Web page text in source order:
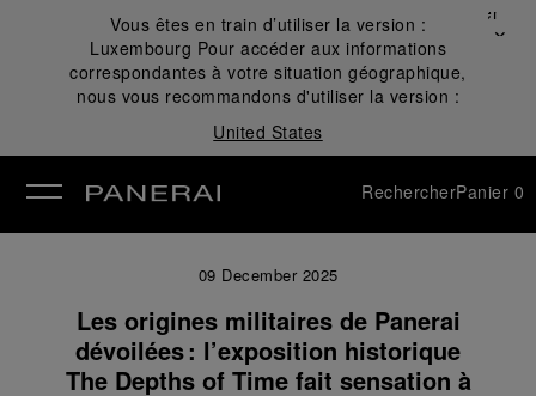
Vous êtes en train d’utiliser la version :
Luxembourg Pour accéder aux informations
correspondantes à votre situation géographique,
nous vous recommandons d'utiliser la version :
United States
Fermer
✕
RechercherPanier 0
09 December 2025
Les origines militaires de Panerai
dévoilées : l’exposition historique
The Depths of Time fait sensation à